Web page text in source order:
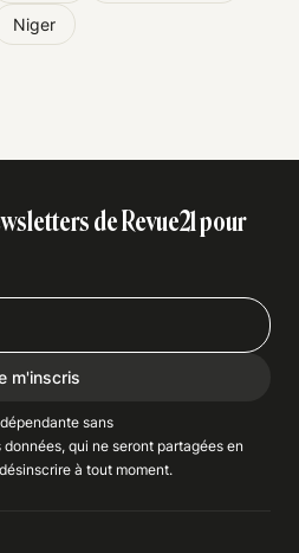
Niger
de Revue21 pour
m'inscris
sans
données, qui ne seront partagées en
désinscrire à tout moment.